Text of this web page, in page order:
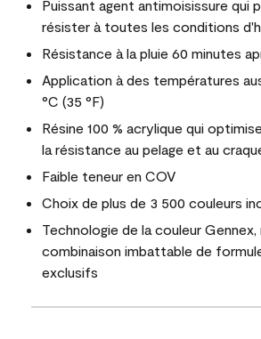
Puissant agent antimoisissure qui
résister à toutes les conditions
Résistance à la pluie 60 minutes
Application à des températures
°C (35 °F)
Résine 100 % acrylique qui
la résistance au pelage et au
Faible teneur en COV
Choix de plus de 3 500 couleurs
Technologie de la couleur
combinaison imbattable de
exclusifs